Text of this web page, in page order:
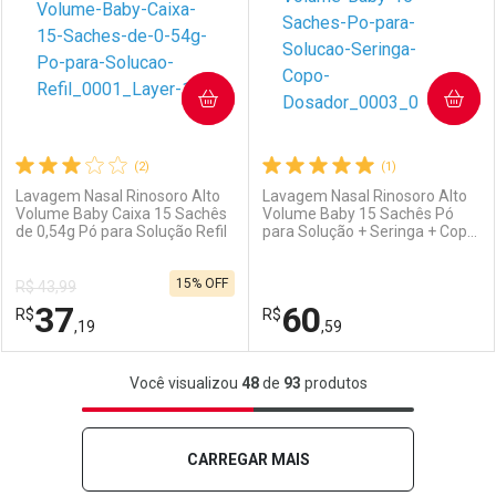
Ativar Desconto
Comprar sem Desconto
Por R$ 39,99/cada
Comprar sem Desconto
Por R$ 39,99/cada
Ativar Desconto
Comprar sem Desconto
Por R$ 60,09/cada
Por R$ 60,09/cada
(2)
Lavagem Nasal Rinosoro Alto
Volume Baby Caixa 15 Sachês
de 0,54g Pó para Solução Refil
R$ 43,99
R$37,19
15% OFF
COMPRAR
FECHAR
FECHAR
(1)
Lavagem Nasal Rinosoro Alto
Volume Baby 15 Sachês Pó
para Solução + Seringa + Copo
R$60,59
COMPRAR
Você visualizou 48de 93 produtos
CARREGAR MAIS